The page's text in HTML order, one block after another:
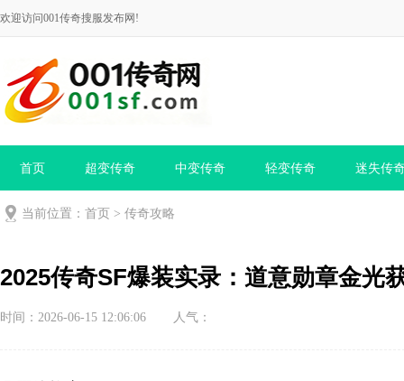
欢迎访问001传奇搜服发布网!
首页 超变传奇 中变传奇 轻变传奇 迷失传
当前位置： 首页 > 传奇攻略
2025传奇SF爆装实录：道意勋章金光
时间：2026-06-15 12:06:06 人气：